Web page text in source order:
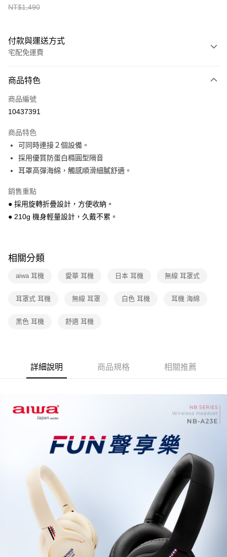
NT$1,490
付款與運送方式
宅配免運費
全家線上支付
運送方式
本島宅配-活動商品
免運費
離島宅配-常溫商品
免運費
商品特色
商品編號
10437391
商品特色
可同時連接２個設備。
採用優質防蛋白橢圓型隔音
耳罩高彈海綿，觸感順滑細膩舒適。
銷售重點
● 採用旋轉折疊設計，方便收納。
● 210g 機身輕量設計，久戴不累。
相關分類
aiwa 耳機 愛華 耳機 日本 耳機 無線 耳罩式
耳罩式 耳機 無線 耳罩 白色 耳機 耳機 海綿
黑色 耳機 舒適 耳機
詳細說明 商品規格 相關推薦